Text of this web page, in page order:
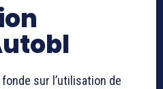
sur l’utilisation de